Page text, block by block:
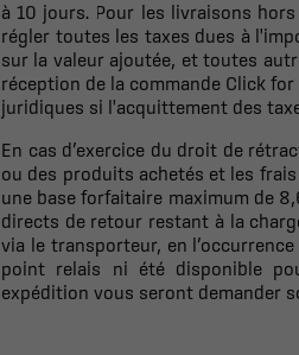
à 10 jours. Pour les livraisons
régler toutes les taxes dues à
sur la valeur ajoutée, et toutes
réception de la commande Click
juridiques si l'acquittement des
En cas d’exercice du droit de
ou des produits achetés et les
une base forfaitaire maximum de
directs de retour restant à la
via le transporteur, en
point relais ni été disponible
expédition vous seront demander